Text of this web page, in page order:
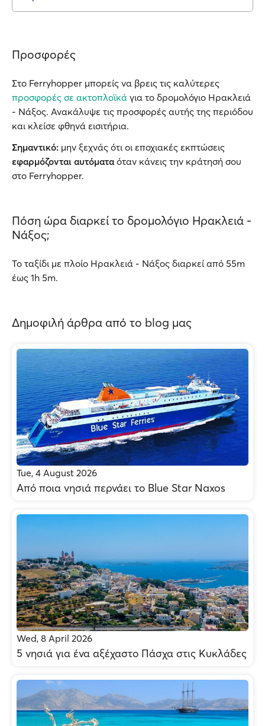
Προσφορές
Στο Ferryhopper μπορείς να βρεις τις καλύτερες
προσφορές σε ακτοπλοϊκά για το δρομολόγιο Ηρακλειά
- Νάξος. Ανακάλυψε τις προσφορές αυτής της περιόδου
και κλείσε φθηνά εισιτήρια.
Σημαντικό: μην ξεχνάς ότι οι εποχιακές εκπτώσεις
εφαρμόζονται αυτόματαόταν κάνεις την κράτησή σου
στο Ferryhopper.
Πόση ώρα διαρκεί το δρομολόγιο Ηρακλειά -
Νάξος;
Το ταξίδι με πλοίο Ηρακλειά - Νάξος διαρκεί από 55m
έως 1h 5m.
Δημοφιλή άρθρα από το blog μας
Tue, 4 August 2026
Από ποια νησιά περνάει το Blue Star Naxos
Wed, 8 April 2026
5 νησιά για ένα αξέχαστο Πάσχα στις Κυκλάδες